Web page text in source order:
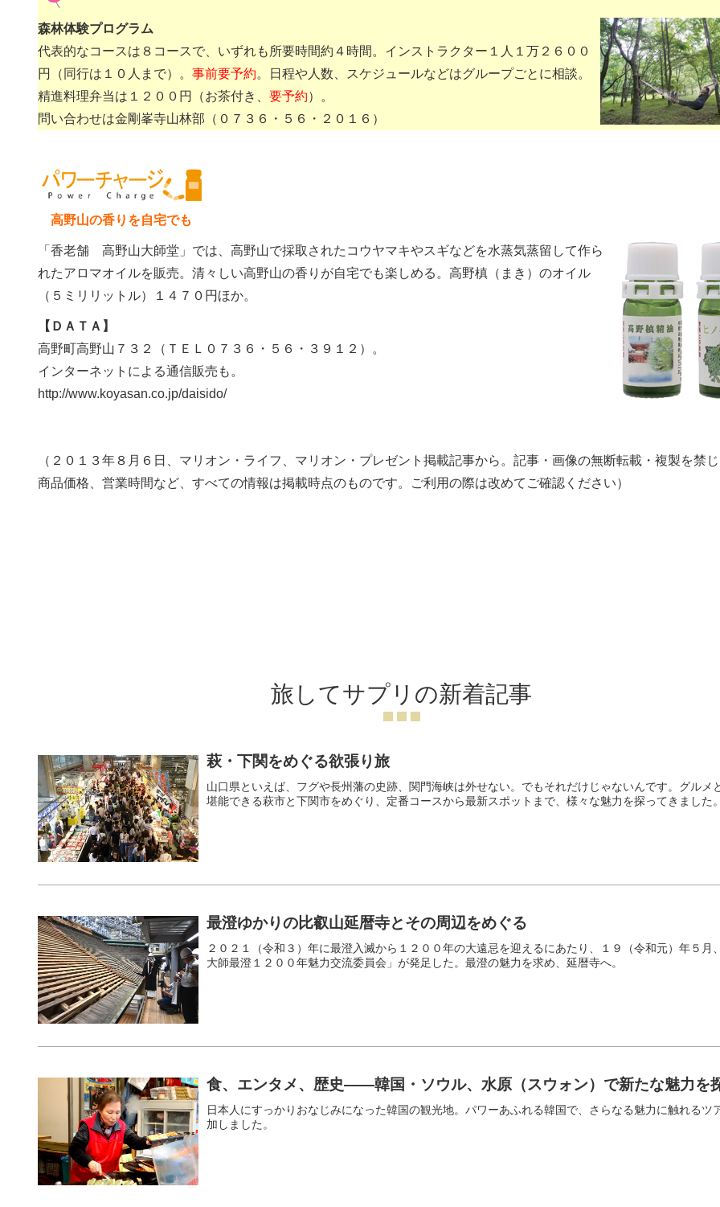
森林体験プログラム
代表的なコースは８コースで、いずれも所要時間約４時間。インストラクター１人１万２６００
円（同行は１０人まで）。 事前要予約。日程や人数、スケジュールなどはグループごとに相談。
精進料理弁当は１２００円（お茶付き、 要予約）。
問い合わせは金剛峯寺山林部（０７３６・５６・２０１６）
高野山の香りを自宅でも
「香老舗 高野山大師堂」では、高野山で採取されたコウヤマキやスギなどを水蒸気蒸留して作ら
れたアロマオイルを販売。清々しい高野山の香りが自宅でも楽しめる。高野槙（まき）のオイル
（５ミリリットル）１４７０円ほか。
【ＤＡＴＡ】
高野町高野山７３２（ＴＥＬ０７３６・５６・３９１２）。
インターネットによる通信販売も。
http://www.koyasan.co.jp/daisido/
（２０１３年８月６日、マリオン・ライフ、マリオン・プレゼント掲載記事から。記事・画像の無断転載・複製を禁
商品価格、営業時間など、すべての情報は掲載時点のものです。ご利用の際は改めてご確認ください）
旅してサプリの新着記事
萩・下関をめぐる欲張り旅
山口県といえば、フグや長州藩の史跡、関門海峡は外せない。でもそれだけじゃないんです。グルメ
堪能できる萩市と下関市をめぐり、定番コースから最新スポットまで、様々な魅力を探ってきました
最澄ゆかりの比叡山延暦寺とその周辺をめぐる
２０２１（令和３）年に最澄入滅から１２００年の大遠忌を迎えるにあたり、１９（令和元）年５月
大師最澄１２００年魅力交流委員会」が発足した。最澄の魅力を求め、延暦寺へ。
食、エンタメ、歴史――韓国・ソウル、水原（スウォン）で新たな魅力を
日本人にすっかりおなじみになった韓国の観光地。パワーあふれる韓国で、さらなる魅力に触れるツ
加しました。